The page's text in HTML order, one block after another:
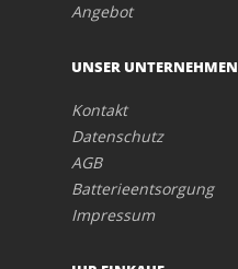
Angebot
UNSER UNTERNEHMEN
Kontakt
Datenschutz
AGB
Batterieentsorgung
Impressum